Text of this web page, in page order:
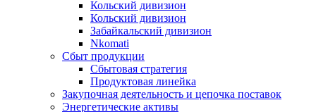
Кольский дивизион
Кольский дивизион
Забайкальский дивизион
Nkomati
Сбыт продукции
Сбытовая стратегия
Продуктовая линейка
Закупочная деятельность и цепочка поставок
Энергетические активы